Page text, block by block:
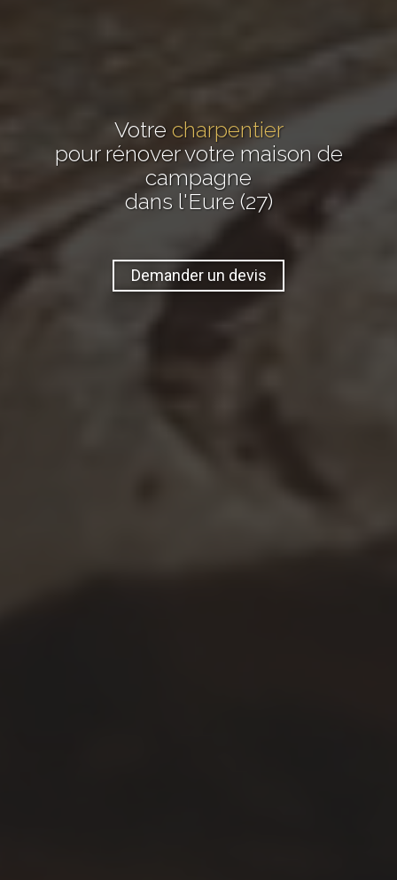
Votre charpentier
pour rénover votre maison de
campagne
dans l'Eure (27)
Demander un devis